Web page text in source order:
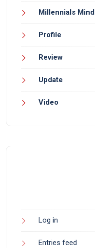
Millennials Mind
Profile
Review
Update
Video
Log in
Entries feed